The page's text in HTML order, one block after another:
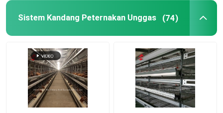
Sistem Kandang Peternakan Unggas (74)